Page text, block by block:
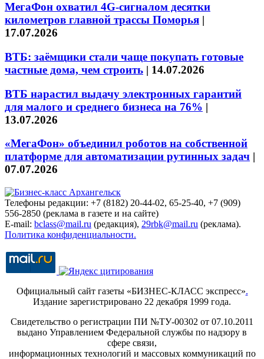
МегаФон охватил 4G-сигналом десятки
километров главной трассы Поморья |
17.07.2026
ВТБ: заёмщики стали чаще покупать готовые
частные дома, чем строить | 14.07.2026
ВТБ нарастил выдачу электронных гарантий
для малого и среднего бизнеса на 76% |
13.07.2026
«МегаФон» объединил роботов на собственной
платформе для автоматизации рутинных задач |
07.07.2026
Телефоны редакции: +7 (8182) 20-44-02, 65-25-40, +7 (909)
556-2850 (реклама в газете и на сайте)
E-mail: bclass@mail.ru (редакция), 29rbk@mail.ru (реклама).
Политика конфиденциальности.
Официальный сайт газеты «БИЗНЕС-КЛАСС экспресс».
Издание зарегистрировано 22 декабря 1999 года.
Свидетельство о регистрации ПИ №ТУ-00302 от 07.10.2011
выдано Управлением Федеральной службы по надзору в
сфере связи,
информационных технологий и массовых коммуникаций по